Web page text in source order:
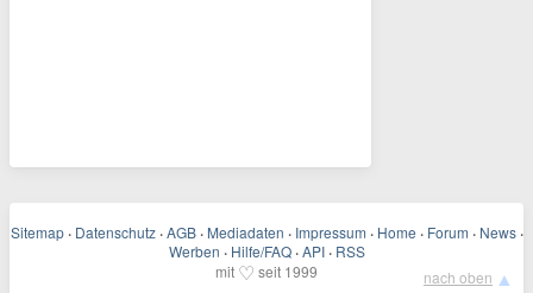
Sitemap · Datenschutz · AGB · Mediadaten · Impressum · Home · Forum · News ·
Werben · Hilfe/FAQ · API · RSS
mit ♡ seit 1999 nach oben ▲